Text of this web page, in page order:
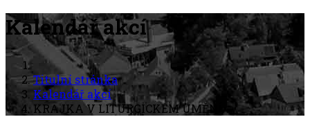
Kalendář akcí
Titulní stránka
Kalendář akcí
KRAJKA V LITURGICKÉM UMĚNÍ